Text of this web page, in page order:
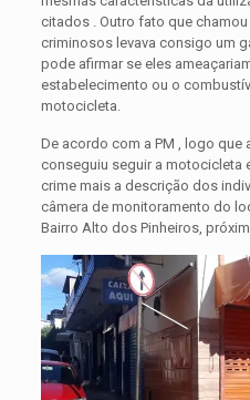
citados . Outro fato que
criminosos levava consigo um
pode afirmar se eles
estabelecimento ou o
motocicleta.
De acordo com a PM , logo que
conseguiu seguir a motocicleta
crime mais a descrição dos
câmera de monitoramento do
Bairro Alto dos Pinheiros,